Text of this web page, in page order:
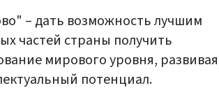
– дать возможность лучшим
частей страны получить
мирового уровня,
потенциал.